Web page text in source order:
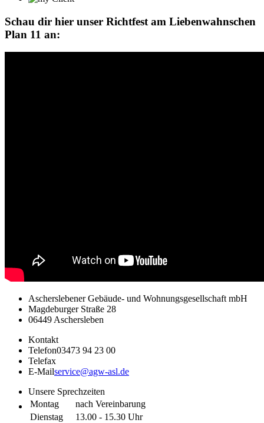
Schau dir hier unser Richtfest am Liebenwahnschen
Plan 11 an:
Ascherslebener Gebäude- und Wohnungsgesellschaft mbH
Magdeburger Straße 28
06449 Aschersleben
Kontakt
Telefon03473 94 23 00
Telefax
E-Mailservice@agw-asl.de
Unsere Sprechzeiten
Montag
nach Vereinbarung
Dienstag
13.00 - 15.30 Uhr